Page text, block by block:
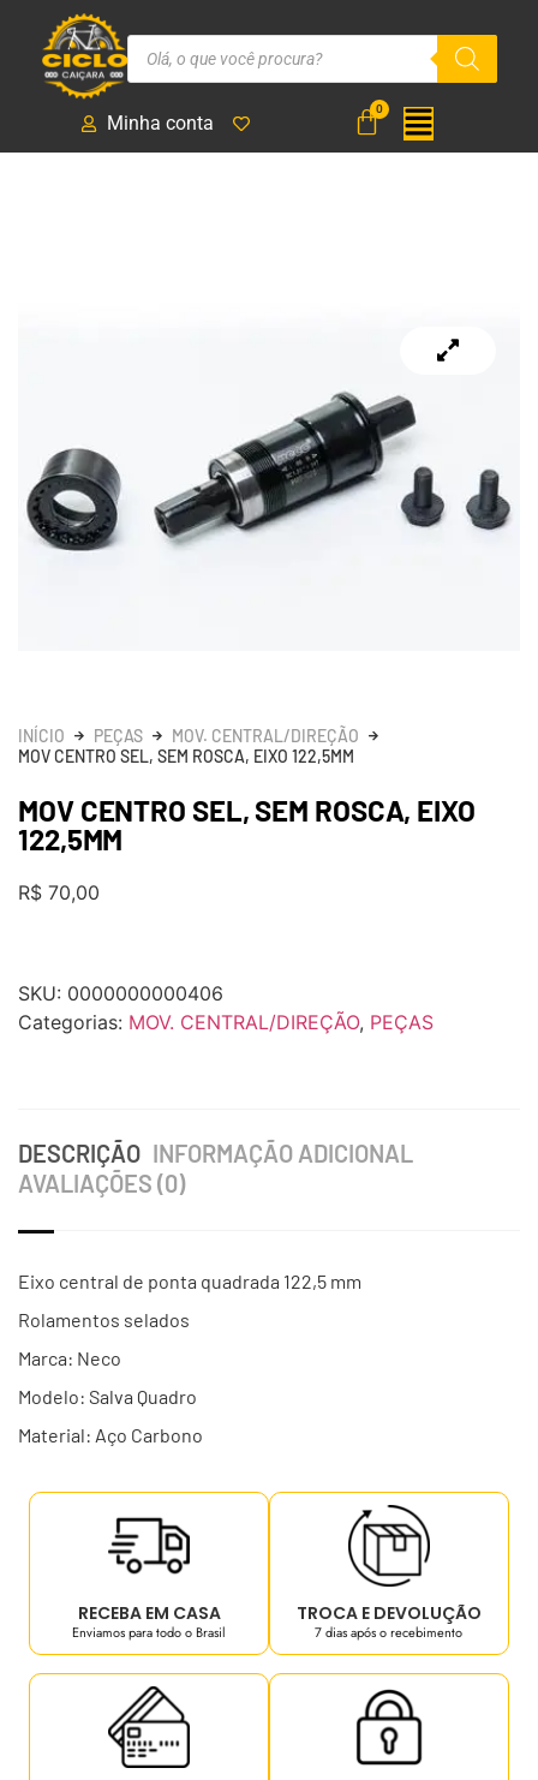
Minha conta
INÍCIO PEÇAS
MOV. CENTRAL/DIREÇÃO
MOV CENTRO SEL, SEM ROSCA, EIXO 122,5MM
MOV CENTRO SEL, SEM ROSCA, EIXO
122,5MM
R$ 70,00
SKU: 0000000000406
Categorias: MOV. CENTRAL/DIREÇÃO, PEÇAS
DESCRIÇÃO INFORMAÇÃO ADICIONAL
AVALIAÇÕES (0)
Eixo central de ponta quadrada 122,5 mm
Rolamentos selados
Marca: Neco
Modelo: Salva Quadro
Material: Aço Carbono
RECEBA EM CASA
Enviamos para todo o Brasil
TROCA E DEVOLUÇÃO
7 dias após o recebimento